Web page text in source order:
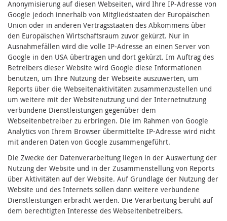
Anonymisierung auf diesen Webseiten, wird Ihre IP-Adresse von
Google jedoch innerhalb von Mitgliedstaaten der Europäischen
Union oder in anderen Vertragsstaaten des Abkommens über
den Europäischen Wirtschaftsraum zuvor gekürzt. Nur in
Ausnahmefällen wird die volle IP-Adresse an einen Server von
Google in den USA übertragen und dort gekürzt. Im Auftrag des
Betreibers dieser Website wird Google diese Informationen
benutzen, um Ihre Nutzung der Webseite auszuwerten, um
Reports über die Webseitenaktivitäten zusammenzustellen und
um weitere mit der Websitenutzung und der Internetnutzung
verbundene Dienstleistungen gegenüber dem
Webseitenbetreiber zu erbringen. Die im Rahmen von Google
Analytics von Ihrem Browser übermittelte IP-Adresse wird nicht
mit anderen Daten von Google zusammengeführt.
Die Zwecke der Datenverarbeitung liegen in der Auswertung der
Nutzung der Website und in der Zusammenstellung von Reports
über Aktivitäten auf der Website. Auf Grundlage der Nutzung der
Website und des Internets sollen dann weitere verbundene
Dienstleistungen erbracht werden. Die Verarbeitung beruht auf
dem berechtigten Interesse des Webseitenbetreibers.